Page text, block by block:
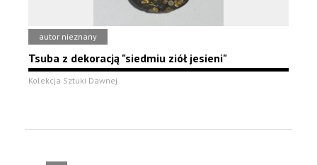
autor nieznany
Tsuba z dekoracją "siedmiu ziół jesieni"
Kolekcja Sztuki Dawnej